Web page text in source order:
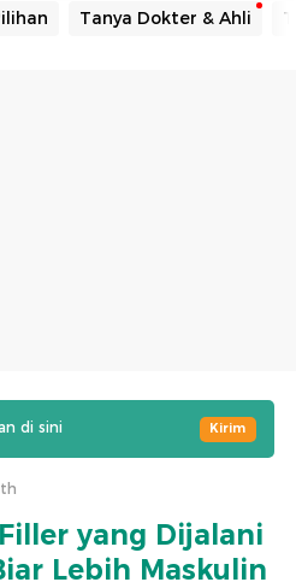
Tanya Dokter & Ahli
di sini Kirim
yang Dijalani
Lebih Maskulin